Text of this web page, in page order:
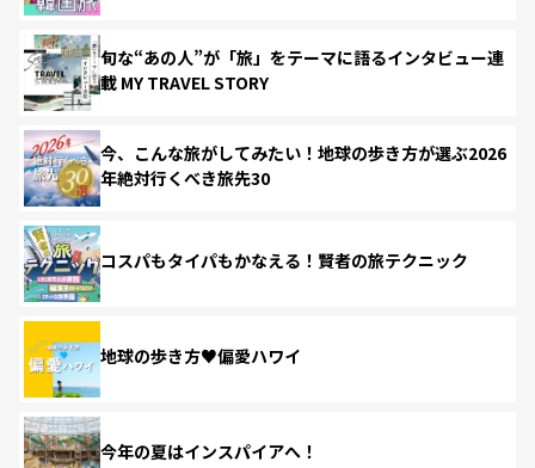
旬な“あの人”が「旅」をテーマに語るインタビュー連
載 MY TRAVEL STORY
今、こんな旅がしてみたい！地球の歩き方が選ぶ2026
年絶対行くべき旅先30
コスパもタイパもかなえる！賢者の旅テクニック
地球の歩き方♥偏愛ハワイ
今年の夏はインスパイアへ！